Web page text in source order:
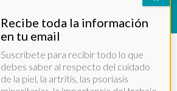
Suscríbete para recibir todo lo que
debes saber al respecto del cuidado
de la piel, la artritis, las psoriasis